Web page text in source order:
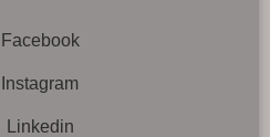
Facebook
Instagram
Linkedin